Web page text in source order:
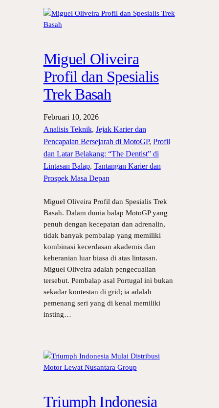
Miguel Oliveira
Profil dan Spesialis
Trek Basah
Februari 10, 2026
Analisis Teknik, Jejak Karier dan
Pencapaian Bersejarah di MotoGP, Profil
dan Latar Belakang: “The Dentist” di
Lintasan Balap, Tantangan Karier dan
Prospek Masa Depan
Miguel Oliveira Profil dan Spesialis Trek
Basah. Dalam dunia balap MotoGP yang
penuh dengan kecepatan dan adrenalin,
tidak banyak pembalap yang memiliki
kombinasi kecerdasan akademis dan
keberanian luar biasa di atas lintasan.
Miguel Oliveira adalah pengecualian
tersebut. Pembalap asal Portugal ini bukan
sekadar kontestan di grid; ia adalah
pemenang seri yang di kenal memiliki
insting…
Triumph Indonesia